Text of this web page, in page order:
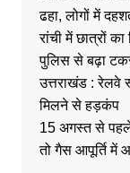
ढहा, लोगों में
रांची में छात्रों
पुलिस से बढ़ा
उत्तराखंड : रेलवे
मिलने से हड़कंप
15 अगस्त से
तो गैस आपूर्ति में